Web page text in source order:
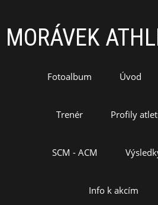
MORÁVEK
Fotoalbum Úvod
Trenér Profily
SCM - ACM
Info k akcím